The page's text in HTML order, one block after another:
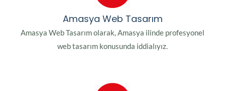
Amasya Web Tasarım
Amasya Web Tasarım olarak, Amasya ilinde profesyonel
web tasarım konusunda iddialıyız.